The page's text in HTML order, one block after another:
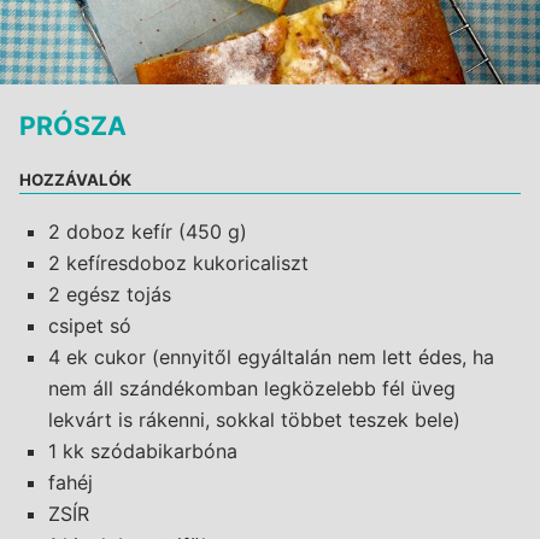
PRÓSZA
HOZZÁVALÓK
2 doboz kefír (450 g)
2 kefíresdoboz kukoricaliszt
2 egész tojás
csipet só
4 ek cukor (ennyitől egyáltalán nem lett édes, ha
nem áll szándékomban legközelebb fél üveg
lekvárt is rákenni, sokkal többet teszek bele)
1 kk szódabikarbóna
fahéj
ZSÍR